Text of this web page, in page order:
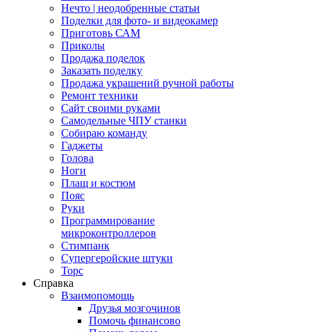
Нечто | неодобренные статьи
Поделки для фото- и видеокамер
Приготовь САМ
Приколы
Продажа поделок
Заказать поделку
Продажа украшений ручной работы
Ремонт техники
Сайт своими руками
Самодельные ЧПУ станки
Собираю команду
Гаджеты
Голова
Ноги
Плащ и костюм
Пояс
Руки
Программирование
микроконтроллеров
Стимпанк
Супергеройские штуки
Торс
Справка
Взаимопомощь
Друзья мозгочинов
Помочь финансово